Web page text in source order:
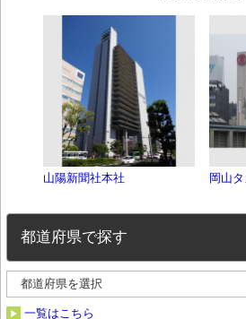
山陽新聞社本社 岡山
都道府県で探す
一覧はこちら